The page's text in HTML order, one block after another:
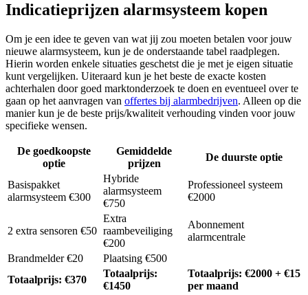
Indicatieprijzen alarmsysteem kopen
Om je een idee te geven van wat jij zou moeten betalen voor jouw
nieuwe alarmsysteem, kun je de onderstaande tabel raadplegen.
Hierin worden enkele situaties geschetst die je met je eigen situatie
kunt vergelijken. Uiteraard kun je het beste de exacte kosten
achterhalen door goed marktonderzoek te doen en eventueel over te
gaan op het aanvragen van offertes bij alarmbedrijven. Alleen op die
manier kun je de beste prijs/kwaliteit verhouding vinden voor jouw
specifieke wensen.
De goedkoopste
optie
Gemiddelde
prijzen
De duurste optie
Basispakket
alarmsysteem €300
Hybride
alarmsysteem
€750
Professioneel systeem
€2000
2 extra sensoren €50
Extra
raambeveiliging
€200
Abonnement
alarmcentrale
Brandmelder €20
Plaatsing €500
Totaalprijs: €370
Totaalprijs:
€1450
Totaalprijs: €2000 + €15
per maand